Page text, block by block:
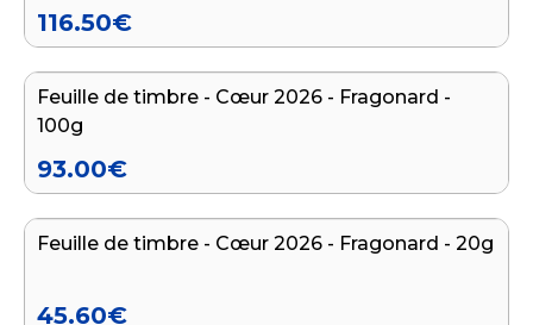
116.50€
Feuille de timbre - Cœur 2026 - Fragonard -
100g
93.00€
Feuille de timbre - Cœur 2026 - Fragonard - 20g
45.60€